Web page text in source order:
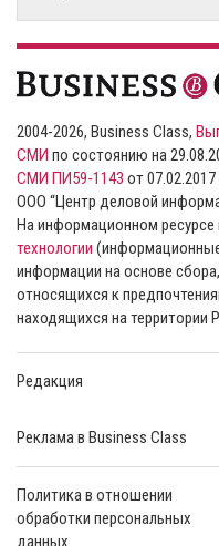
2004-2026, Business Class,
СМИ по состоянию на
СМИ ПИ59-1143 от 07.02.2017
ООО “Центр деловой
На информационном ресурсе
технологии
информации на основе
относящихся к
находящихся на территории
Редакция
Реклама в Business Class
Политика в отношении
обработки персональных
данных